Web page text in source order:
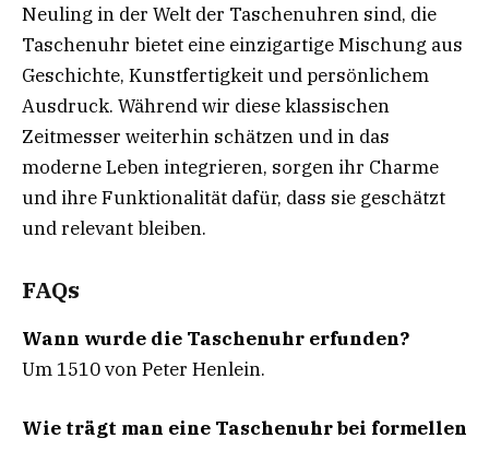
Neuling in der Welt der Taschenuhren sind, die
Taschenuhr bietet eine einzigartige Mischung aus
Geschichte, Kunstfertigkeit und persönlichem
Ausdruck. Während wir diese klassischen
Zeitmesser weiterhin schätzen und in das
moderne Leben integrieren, sorgen ihr Charme
und ihre Funktionalität dafür, dass sie geschätzt
und relevant bleiben.
FAQs
Wann wurde die Taschenuhr erfunden?
Um 1510 von Peter Henlein.
Wie trägt man eine Taschenuhr bei formellen